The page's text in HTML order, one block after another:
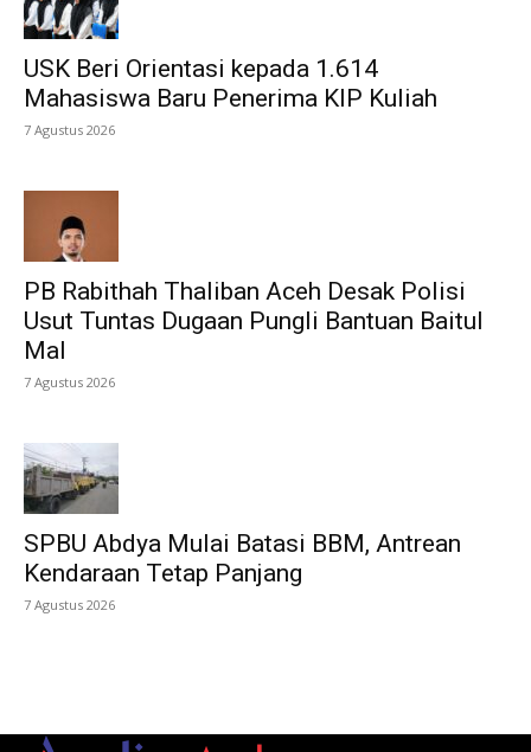
USK Beri Orientasi kepada 1.614
Mahasiswa Baru Penerima KIP Kuliah
7 Agustus 2026
PB Rabithah Thaliban Aceh Desak Polisi
Usut Tuntas Dugaan Pungli Bantuan Baitul
Mal
7 Agustus 2026
SPBU Abdya Mulai Batasi BBM, Antrean
Kendaraan Tetap Panjang
7 Agustus 2026